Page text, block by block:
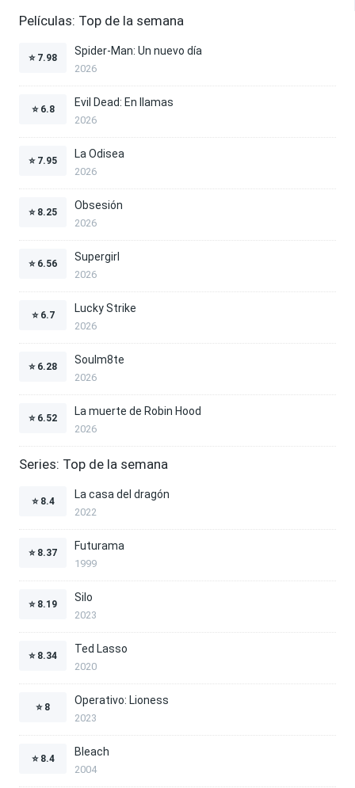
Películas: Top de la semana
⭐ 7.98
Spider-Man: Un nuevo día
2026
⭐ 6.8
Evil Dead: En llamas
2026
⭐ 7.95
La Odisea
2026
⭐ 8.25
Obsesión
2026
⭐ 6.56
Supergirl
2026
⭐ 6.7
Lucky Strike
2026
⭐ 6.28
Soulm8te
2026
⭐ 6.52
La muerte de Robin Hood
2026
Series: Top de la semana
⭐ 8.4
La casa del dragón
2022
⭐ 8.37
Futurama
1999
⭐ 8.19
Silo
2023
⭐ 8.34
Ted Lasso
2020
⭐ 8
Operativo: Lioness
2023
⭐ 8.4
Bleach
2004